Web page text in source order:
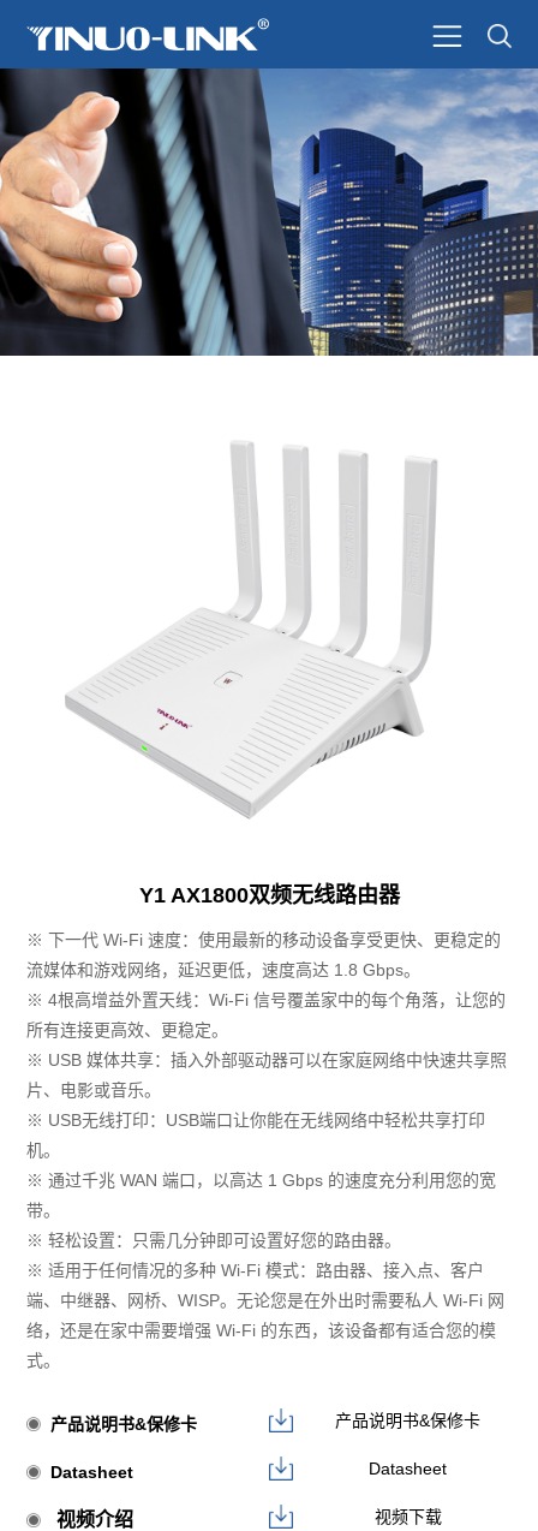
Y1 AX1800双频无线路由器
※ 下一代 Wi-Fi 速度：使用最新的移动设备享受更快、更稳定的
流媒体和游戏网络，延迟更低，速度高达 1.8 Gbps。
※ 4根高增益外置天线：Wi-Fi 信号覆盖家中的每个角落，让您的
所有连接更高效、更稳定。
※ USB 媒体共享：插入外部驱动器可以在家庭网络中快速共享照
片、电影或音乐。
※ USB无线打印：USB端口让你能在无线网络中轻松共享打印
机。
※ 通过千兆 WAN 端口，以高达 1 Gbps 的速度充分利用您的宽
带。
※ 轻松设置：只需几分钟即可设置好您的路由器。
※ 适用于任何情况的多种 Wi-Fi 模式：路由器、接入点、客户
端、中继器、网桥、WISP。无论您是在外出时需要私人 Wi-Fi 网
络，还是在家中需要增强 Wi-Fi 的东西，该设备都有适合您的模
式。
产品说明书&保修卡 产品说明书&保修卡
Datasheet Datasheet
视频介绍 视频下载